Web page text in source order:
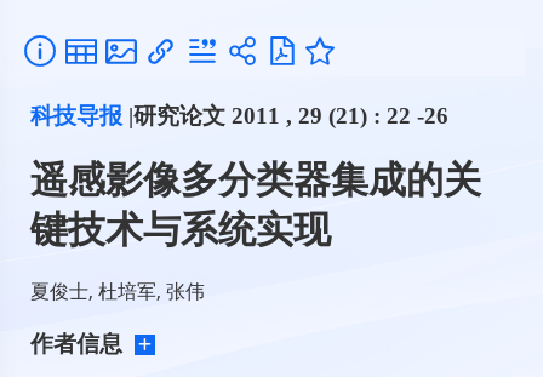
科技导报 |研究论文 2011 , 29 (21) : 22 -26
遥感影像多分类器集成的关
键技术与系统实现
夏俊士, 杜培军, 张伟
作者信息